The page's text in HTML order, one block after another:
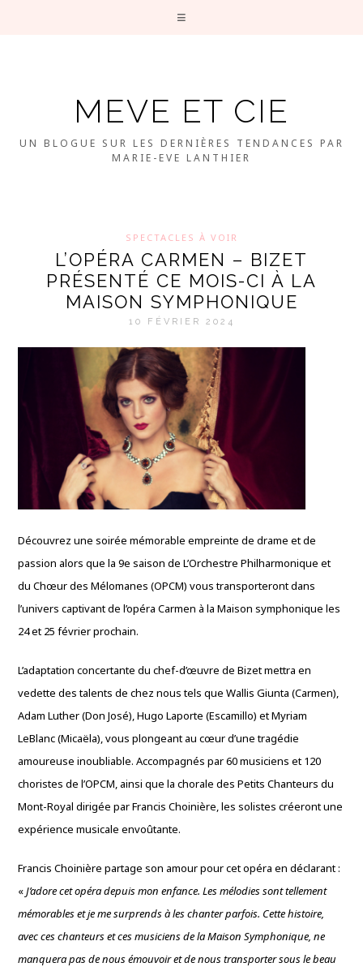
MEVE ET CIE
UN BLOGUE SUR LES DERNIÈRES TENDANCES PAR
MARIE-EVE LANTHIER
SPECTACLES À VOIR
L’OPÉRA CARMEN – BIZET
PRÉSENTÉ CE MOIS-CI À LA
MAISON SYMPHONIQUE
10 FÉVRIER 2024
Découvrez une soirée mémorable empreinte de drame et de
passion alors que la 9e saison de L’Orchestre Philharmonique et
du Chœur des Mélomanes (OPCM) vous transporteront dans
l’univers captivant de l’opéra Carmen à la Maison symphonique les
24 et 25 février prochain.
L’adaptation concertante du chef-d’œuvre de Bizet mettra en
vedette des talents de chez nous tels que Wallis Giunta (Carmen),
Adam Luther (Don José), Hugo Laporte (Escamillo) et Myriam
LeBlanc (Micaëla), vous plongeant au cœur d’une tragédie
amoureuse inoubliable. Accompagnés par 60 musiciens et 120
choristes de l’OPCM, ainsi que la chorale des Petits Chanteurs du
Mont-Royal dirigée par Francis Choinière, les solistes créeront une
expérience musicale envoûtante.
Francis Choinière partage son amour pour cet opéra en déclarant :
«J’adore cet opéra depuis mon enfance. Les mélodies sont tellement
mémorables et je me surprends à les chanter parfois. Cette histoire,
avec ces chanteurs et ces musiciens de la Maison Symphonique, ne
manquera pas de nous émouvoir et de nous transporter sous le beau